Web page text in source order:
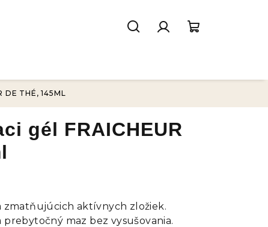
košík
DE THÉ, 145ML
gél FRAICHEUR
zmatňujúcich aktívnych zložiek.
maz bez vysušovania.